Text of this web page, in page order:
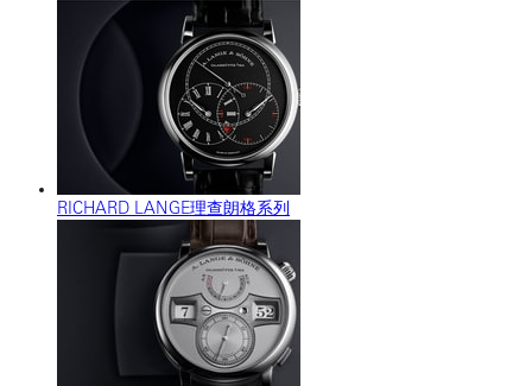
RICHARD LANGE理查朗格系列